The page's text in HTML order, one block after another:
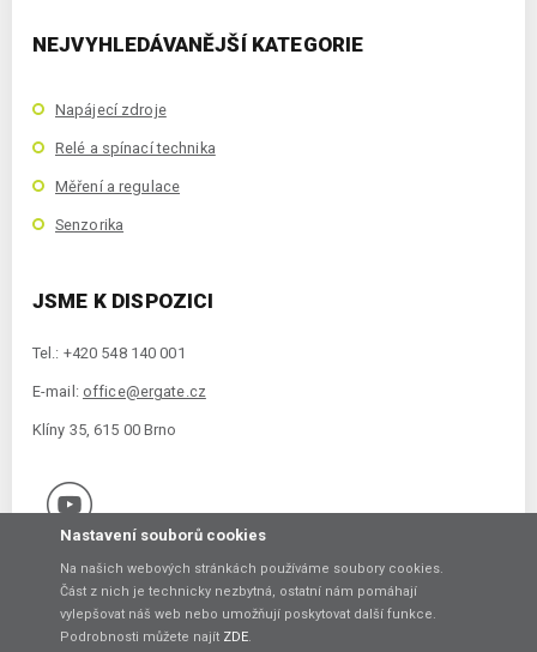
NEJVYHLEDÁVANĚJŠÍ KATEGORIE
Napájecí zdroje
Relé a spínací technika
Měření a regulace
Senzorika
JSME K DISPOZICI
Tel.: +420 548 140 001
E-mail: office@ergate.cz
Klíny 35, 615 00 Brno
Copyright © 2021 ERGATE Automation s.r.o., Klíny 35, 61500 Brno
Nastavení souborů cookies
Na našich webových stránkách používáme soubory cookies.
Část z nich je technicky nezbytná, ostatní nám pomáhají
vylepšovat náš web nebo umožňují poskytovat další funkce.
Podrobnosti můžete najít ZDE.